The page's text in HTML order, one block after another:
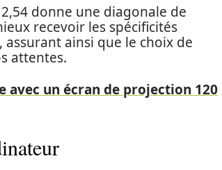
donne une diagonale de
recevoir les spécificités
ainsi que le choix de
attentes.
avec un écran de projection 120